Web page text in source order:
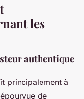
les
authentique
principalement à
de